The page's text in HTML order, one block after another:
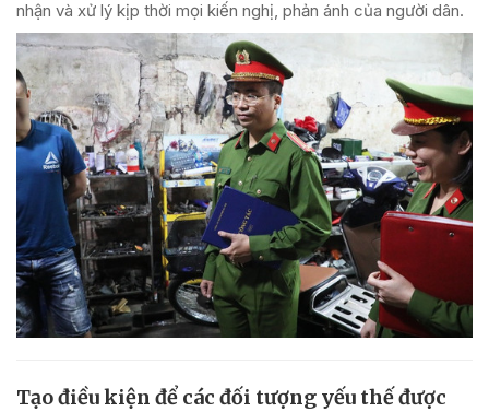
nhận và xử lý kịp thời mọi kiến nghị, phản ánh của người dân.
Tạo điều kiện để các đối tượng yếu thế được